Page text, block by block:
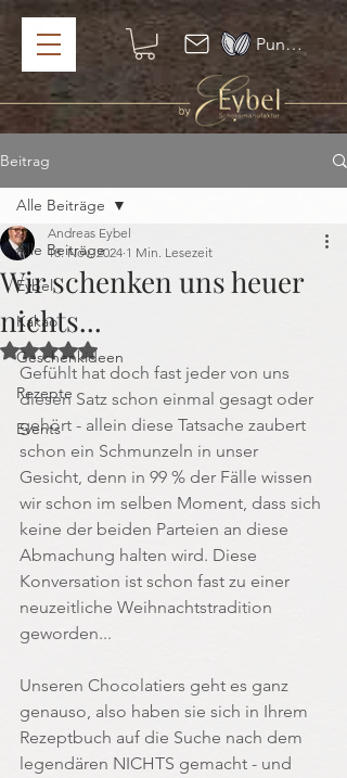
Punkte ansehen
Beitrag
Alle Beiträge
Eybel
Kakao
Geschenkideen
Rezepte
Events
Alle Beiträge
Wir schenken uns heuer
nichts...
Andreas Eybel
18. Nov. 2024 1 Min. Lesezeit
Mit NaN von 5 Sternen bewertet.
Gefühlt hat doch fast jeder von uns
diesen Satz schon einmal gesagt oder
gehört - allein diese Tatsache zaubert
schon ein Schmunzeln in unser
Gesicht, denn in 99 % der Fälle wissen
wir schon im selben Moment, dass sich
keine der beiden Parteien an diese
Abmachung halten wird. Diese
Konversation ist schon fast zu einer
neuzeitliche Weihnachtstradition
geworden...
Unseren Chocolatiers geht es ganz
genauso, also haben sie sich in Ihrem
Rezeptbuch auf die Suche nach dem
legendären NICHTS gemacht - und